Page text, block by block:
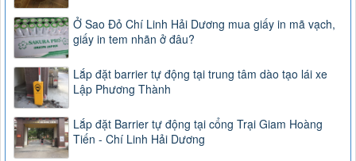
Ở Sao Đỏ Chí Linh Hải Dương mua giấy in mã vạch,
giấy in tem nhãn ở đâu?
Lắp đặt barrier tự động tại trung tâm dào tạo lái xe
Lập Phương Thành
Lắp đặt Barrier tự động tại cổng Trại Giam Hoàng
Tiến - Chí Linh Hải Dương